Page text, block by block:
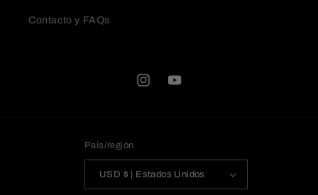
Contacto y FAQs
InstagramYouTube
País/región
USD $ | Estados Unidos